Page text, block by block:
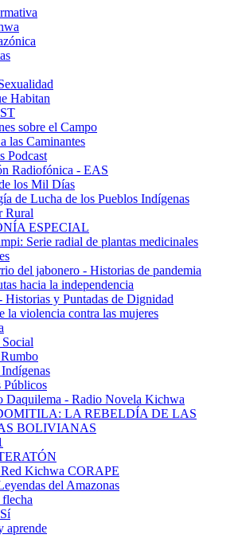
Habitan
sobre el Campo
las Caminantes
Podcast
Radiofónica - EAS
los Mil Días
de Lucha de los Pueblos Indígenas
Rural
ESPECIAL
Serie radial de plantas medicinales
del jabonero - Historias de pandemia
hacia la independencia
Historias y Puntadas de Dignidad
la violencia contra las mujeres
Públicos
Daquilema - Radio Novela Kichwa
LA REBELDÍA DE LAS
BOLIVIANAS
Kichwa CORAPE
del Amazonas
aprende